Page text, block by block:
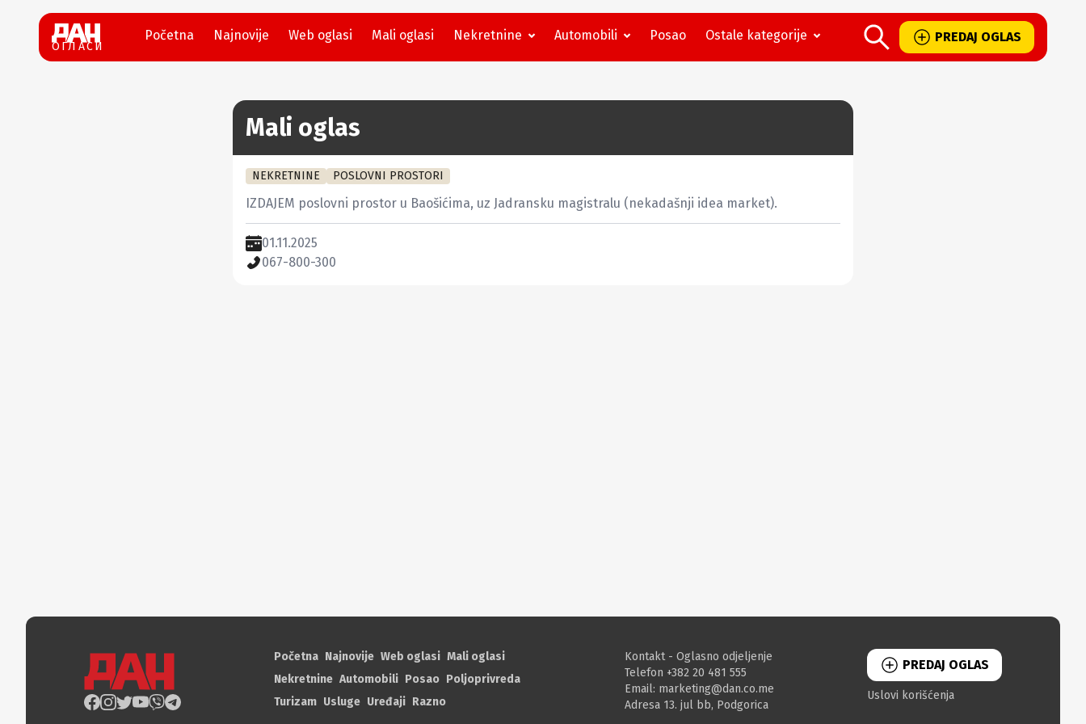
ОГЛАСИ
Početna Najnovije Web oglasi Mali oglasi Nekretnine Automobili Posao Ostale kategorije PREDAJ OGLAS
Mali oglas
NEKRETNINE POSLOVNI PROSTORI
IZDAJEM poslovni prostor u Baošićima, uz Jadransku magistralu (nekadašnji idea market).
01.11.2025
067-800-300
Početna Najnovije Web oglasi Mali oglasi
Nekretnine Automobili Posao Poljoprivreda
Turizam Usluge Uređaji Razno
Kontakt - Oglasno odjeljenje
Telefon +382 20 481 555
Email: marketing@dan.co.me
Adresa 13. jul bb, Podgorica
PREDAJ OGLAS
Uslovi korišćenja